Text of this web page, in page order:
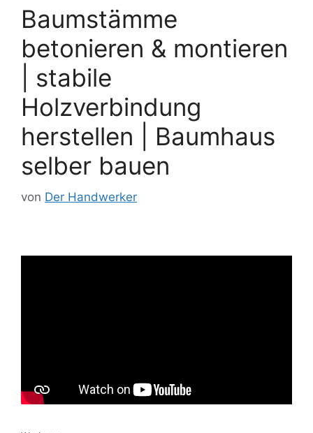
Baumstämme
betonieren & montieren
| stabile
Holzverbindung
herstellen | Baumhaus
selber bauen
von Der Handwerker